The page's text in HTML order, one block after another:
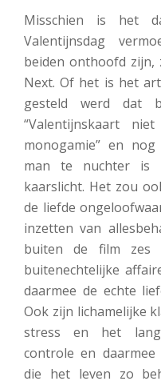
Misschien is het
Valentijnsdag
beiden onthoofd zijn,
Next. Of het is het
gesteld werd dat
“Valentijnskaart
monogamie” en
man te nuchter is
kaarslicht. Het zou
de liefde
inzetten van
buiten de film zes
buitenechtelijke
daarmee de echte
Ook zijn lichamelijke
stress en het
controle en daarmee
die het leven zo